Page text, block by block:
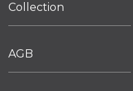
Collection
AGB